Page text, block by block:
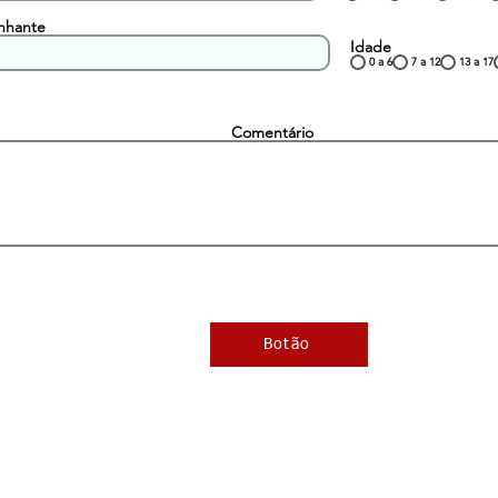
Idade
0 a 6 7 a 12 13 a 17
Comentário
Botão